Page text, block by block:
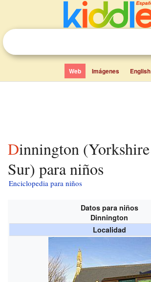
Web Imágenes English
Dinnington (Yorkshire del
Sur) para niños
Enciclopedia para niños
Datos para niños
Dinnington
Localidad